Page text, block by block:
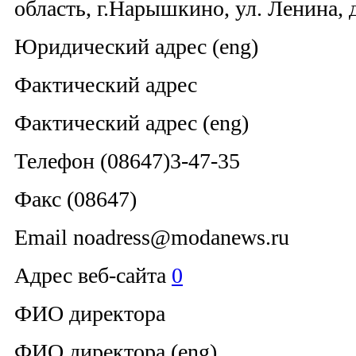
область, г.Нарышкино, ул. Ленина,
Юридический адрес (eng)
Фактический адрес
Фактический адрес (eng)
Телефон (08647)3-47-35
Факс (08647)
Email noadress@modanews.ru
Адрес веб-сайта 0
ФИО директора